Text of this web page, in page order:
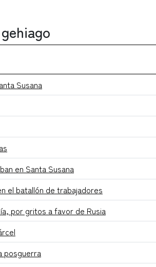
Susana
en Santa Susana
el batallón de trabajadores
por gritos a favor de Rusia
posguerra